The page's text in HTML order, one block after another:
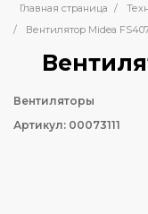
Главная страница /
/
Вентилятор Midea
Вентиляторы
Артикул: 00073111